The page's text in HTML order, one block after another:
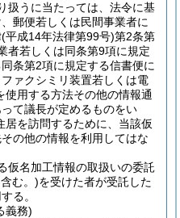
扱うに当たっては、法令に基
郵便若しくは民間事業者に
(平成14年法律第99号)第2条第
者若しくは同条第9項に規定
条第2項に規定する信書便に
ァクシミリ装置若しくは電
使用する方法その他の情報通
て議長が定めるものをい
居を訪問するために、当該仮
の他の情報を利用してはな
仮名加工情報の取扱いの委託
む。)を受けた者が受託した
る。
義務)